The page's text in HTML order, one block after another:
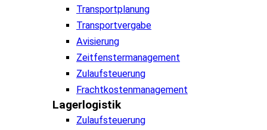
Transportplanung
Transportvergabe
Avisierung
Zeitfenstermanagement
Zulaufsteuerung
Frachtkostenmanagement
Lagerlogistik
Zulaufsteuerung